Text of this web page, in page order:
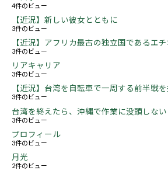
4件のビュー
【近況】新しい彼女とともに
3件のビュー
【近況】アフリカ最古の独立国であるエ
3件のビュー
リアキャリア
3件のビュー
【近況】台湾を自転車で一周する前半戦
3件のビュー
台湾を終えたら、沖縄で作業に没頭しない
3件のビュー
プロフィール
3件のビュー
月光
2件のビュー